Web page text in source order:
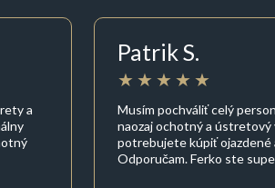
a
Patrik S.
Musím pochváliť celý
naozaj ochotný a ústretový
potrebujete kúpiť
Odporučam. Ferko ste